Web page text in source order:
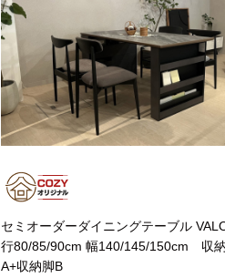
ダストボックス収納可
スライド棚付き
【FLEXY】組み合わ
ミオーダーシステムキッ
ター
隙間を無駄なく活
特徴で選ぶ
セミオーダーダイニングテーブル
行80/85/90cm 幅140/145/150cm 収
A+収納脚B